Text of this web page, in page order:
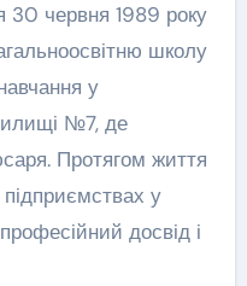
30 червня 1989 року
школу
у
№7, де
Протягом життя
у
досвід і